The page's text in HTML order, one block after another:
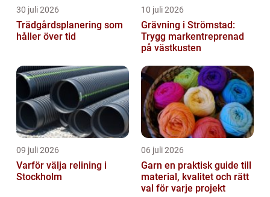
30 juli 2026
Trädgårdsplanering som
håller över tid
10 juli 2026
Grävning i Strömstad:
Trygg markentreprenad
på västkusten
09 juli 2026
Varför välja relining i
Stockholm
06 juli 2026
Garn en praktisk guide till
material, kvalitet och rätt
val för varje projekt